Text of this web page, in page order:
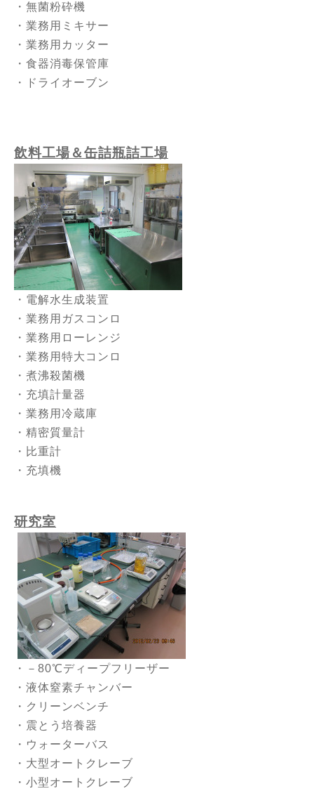
・無菌粉砕機
・業務用ミキサー
・業務用カッター
・食器消毒保管庫
・ドライオーブン
飲料工場＆缶詰瓶詰工場
・電解水生成装置
・業務用ガスコンロ
・業務用ローレンジ
・業務用特大コンロ
・煮沸殺菌機
・充填計量器
・業務用冷蔵庫
・精密質量計
・比重計
・充填機
研究室
・－80℃ディープフリーザー
・液体窒素チャンバー
・クリーンベンチ
・震とう培養器
・ウォーターバス
・大型オートクレーブ
・小型オートクレーブ